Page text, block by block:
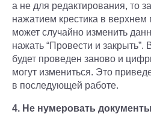
а не для редактирования, то
нажатием крестика в верхнем
может случайно изменить
нажать “Провести и закрыть”.
будет проведен заново и
могут измениться. Это
в последующей работе.
4. Не нумеровать